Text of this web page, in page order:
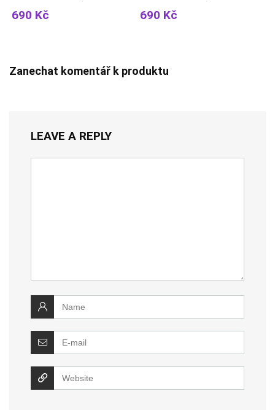
690 Kč 690 Kč
Zanechat komentář k produktu
LEAVE A REPLY